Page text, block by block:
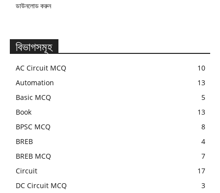
ডাউনলোড করুন
বিভাগসমূহ
AC Circuit MCQ
10
Automation
13
Basic MCQ
5
Book
13
BPSC MCQ
8
BREB
4
BREB MCQ
7
Circuit
17
DC Circuit MCQ
3